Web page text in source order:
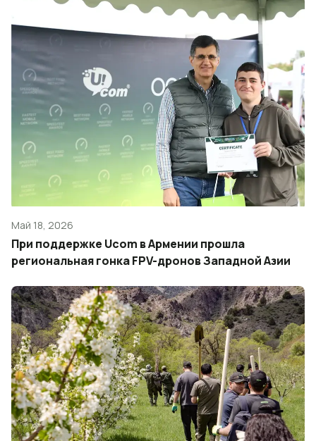
Май 18, 2026
При поддержке Ucom в Армении прошла
региональная гонка FPV-дронов Западной Азии